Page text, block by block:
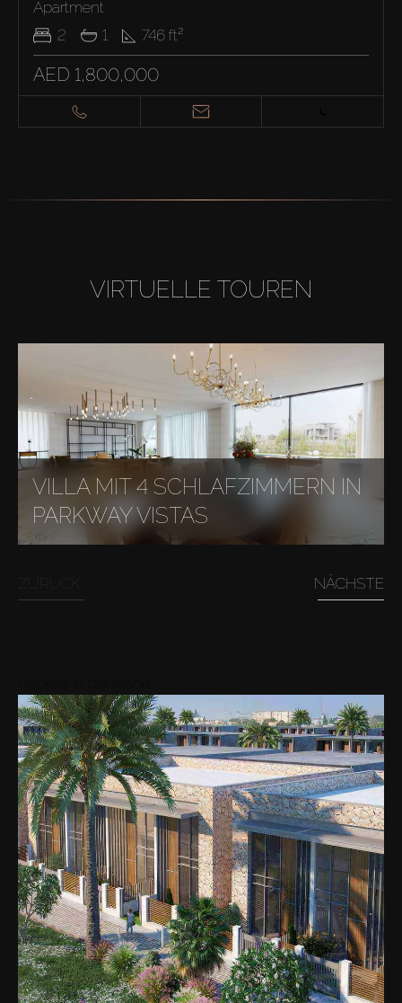
Apartment
2
1 746 ft²
AED 1,800,000
VIRTUELLE TOUREN
VILLA MIT 4 SCHLAFZIMMERN IN
PARKWAY VISTAS
NÄCHSTE